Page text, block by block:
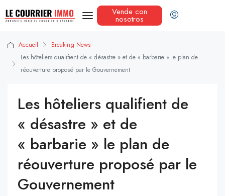
Vende con
nosotros
Accueil
Breaking News
Les hôteliers qualifient de « désastre » et de « barbarie » le plan de
réouverture proposé par le Gouvernement
Les hôteliers qualifient de
« désastre » et de
« barbarie » le plan de
réouverture proposé par le
Gouvernement